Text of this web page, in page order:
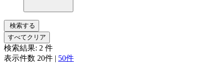
検索する
すべてクリア
検索結果: 2 件
表示件数 20件 | 50件